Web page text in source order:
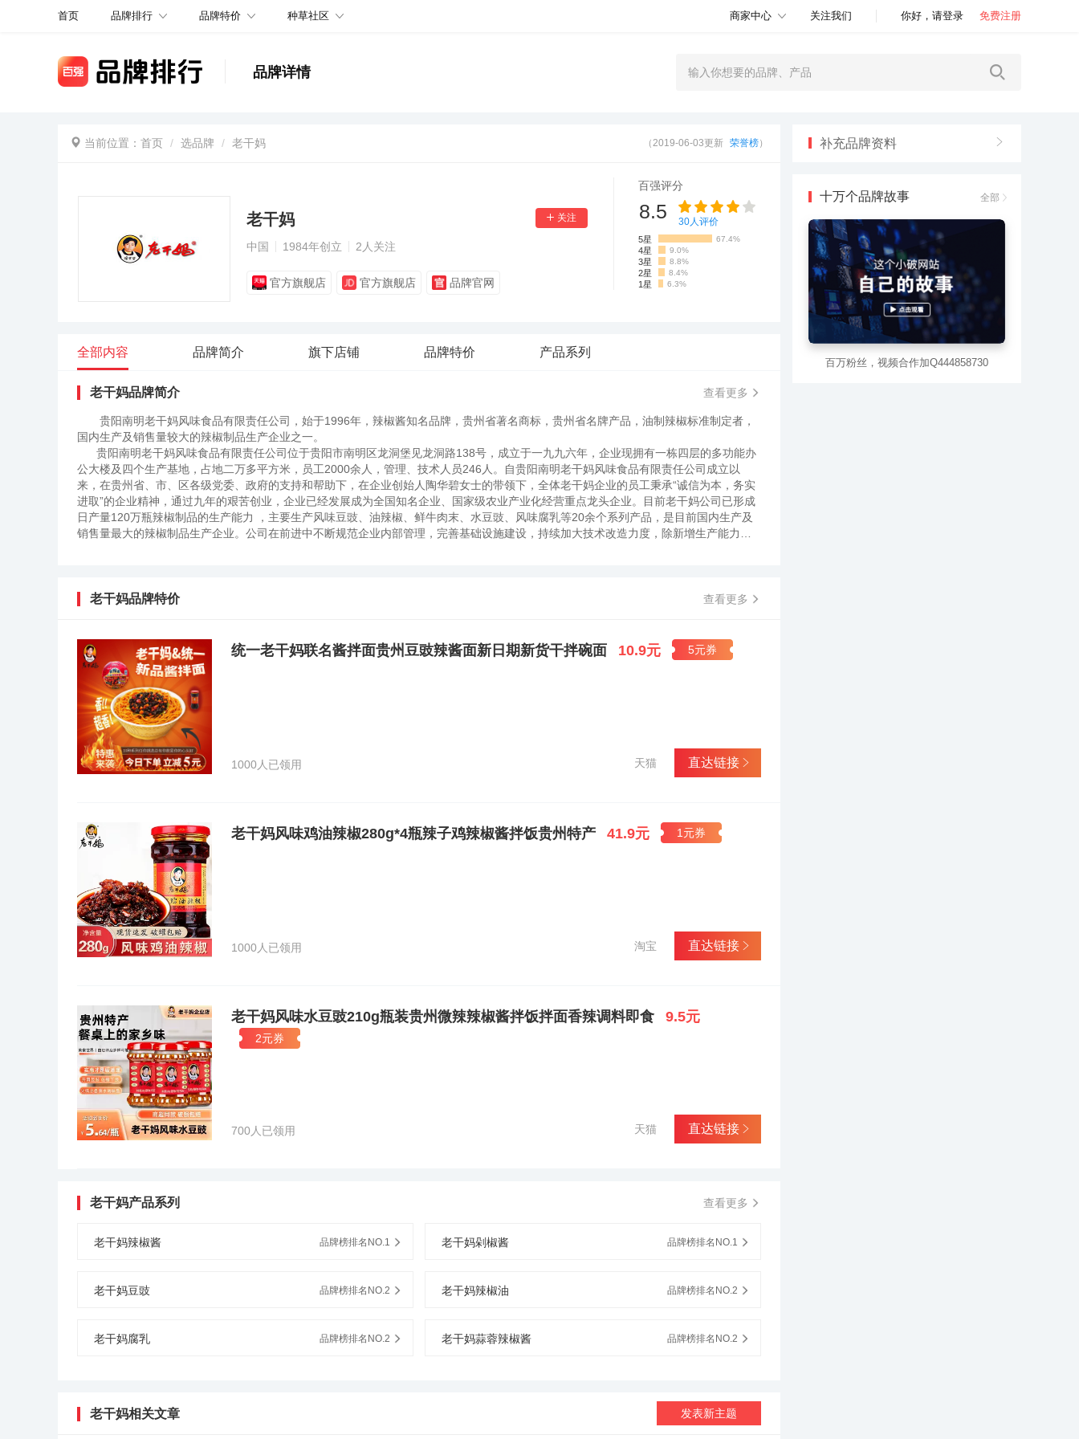
首页 品牌排行 品牌特价 种草社区 商家中心 关注我们 你好，请登录 免费注册
品牌详情
当前位置： 首页 选品牌 老干妈 （2019-06-03更新 荣誉榜）
老干妈
中国 1984年创立 2 人关注
官方旗舰店 官方旗舰店 品牌官网
百强评分
8.5 30人评价
5星 67.4%
4星 9.0%
3星 8.8%
2星 8.4%
1星 6.3%
全部内容 品牌简介 旗下店铺 品牌特价 产品系列
老干妈品牌简介 查看更多
贵阳南明老干妈风味食品有限责任公司，始于1996年，辣椒酱知名品牌，贵州省著名商标，贵州省名牌产品，油制辣椒标准制定者，
国内生产及销售量较大的辣椒制品生产企业之一。
贵阳南明老干妈风味食品有限责任公司位于贵阳市南明区龙洞堡见龙洞路138号，成立于一九九六年，企业现拥有一栋四层的多功能办
公大楼及四个生产基地，占地二万多平方米，员工2000余人，管理、技术人员246人。自贵阳南明老干妈风味食品有限责任公司成立以
来，在贵州省、市、区各级党委、政府的支持和帮助下，在企业创始人陶华碧女士的带领下，全体老干妈企业的员工秉承“诚信为本，务实
进取”的企业精神，通过九年的艰苦创业，企业已经发展成为全国知名企业、国家级农业产业化经营重点龙头企业。目前老干妈公司已形成
日产量120万瓶辣椒制品的生产能力 ，主要生产风味豆豉、油辣椒、鲜牛肉末、水豆豉、风味腐乳等20余个系列产品，是目前国内生产及
销售量最大的辣椒制品生产企业。公司在前进中不断规范企业内部管理，完善基础设施建设，持续加大技术改造力度，除新增生产能力
年来，由于企业质量管理体系的建立和质量管理工作有效地实施，使历年来产品的各项指标都达到国家卫生、质量标准，产品出厂合格率
椒”通过了“绿色食品”认证，“油制辣椒”系列食品获得“中国名牌”称号，并由我公司作为标准的主要起草单位发布了国内首个“油制辣椒”国家
标准。老干妈（陶华碧）牌油制辣椒是贵州地区传统风味食品之一。几十年来，一直沿用传统工艺精心酿造，具有优雅细腻，香辣突出，
回味悠长等特点。是居家必备，馈赠亲友之良品。1984年，陶华碧女士凭借自己独特的炒制工艺，推出了别具风味的佐餐调料，令广大顾
客大饱口福，津津乐道。1996年批量生产后在全国迅速成为销售热点。老干妈是国内生产及销售量最大的辣椒制品生产企业，主要生产风
味豆豉、风味鸡油辣椒、香辣菜、风味腐乳等20余个系列产品。在大多数国外购物网站上老干妈都直接译成"Lao GanMa"， 也有译成"The
godmother"。2012年7月，美国奢侈品电商Gilt 把老干妈奉为尊贵调味品，限时抢购价11.95美元两瓶（约7.74英镑，折合约79.1人民币
元）。美国“老干妈”绝对算的上是“来自中国的进口奢侈品”。企业经营企业生产贵阳南明老干妈风味食品有限责任公司位于贵阳市南明区龙
洞堡见龙洞路138号，成立于1996年，企业现拥有一栋四层的多功能办公大楼及四个生产基地，占有地面积为二万多平方米，员工有2000
余人，其在经营管理、技术人员方面总共有246人。自贵阳南明老干妈风味食品有限责任公司成立以来，在贵州省、市、区各级党委、政府
力 ，主要生产风味豆豉、油辣椒、鲜牛肉末、水豆豉、风味腐乳等20多个系列产品，是目前国内生产及销售量最大的辣椒制品生产企业。
[2] 企业管理公司在前进中不断规范企业内部的各项管理，完善基础的各个设施建设，不断加大技术改造力度，除了新添增生产能力外，对
原有生产线进行技术改造，企业综合生产经营能力得到大幅提高。在管理上引入了现代化管理体系，并行之有效地组织实施，企业竞争能
力和管理水平不断提升。在产成品和原辅料质量监控方面，公司建立了技术手段较为齐全的质量监控中心，提高并强化了原辅料及产成品
的自检、自测能力，做到每批次产品都严格按操作规程要求生产，出厂前抽样送省内质量检测及食品检验的权威机构进行检测。[2] 经营业
绩几年来，由于企业质量管理体系的建立和质量管理工作有效地实施，使历年来产品的各项指标都达到国家卫生、质量标准，产品出厂合
格率始终都位于同行业榜首，先后被授予“全国食品行业质量效益型先进企业”、“检验合格企业”、“全国乡镇企业质量管理先进单位”、“国家
级农业产业化经营重点龙头企业”称号，并顺利通过了ISO9001：2000质量体系、ISO14001：1996环境管理体系，HACCP认证，产品“油
辣椒”通过了“绿色食品”认证，“油制辣椒”系列食品获得“中国名牌”称号，并由公司作为标准的主要起草单位发布了国内首个“油制辣椒”国家
亿元，上缴税金7800万元2004年企业产值8.08亿元，上缴税金7500万元2005年企业产值10亿元，上缴税金1.4亿元2006年企业产值12亿
元，上缴税金1.67亿元2013年企业产值37.2亿元，上缴税金5.1亿元经营理念质量和食品安全方针质量第一、安全第一、顾客至上、持续改
进。环境方针节能降耗、预防污染、绿色企业、清洁生产、遵纪守法、持续改善、人与自然、共同成长。公司理念“创民族品牌，立千秋大
业”，“诚信经营，质量第一”内外有别“你说老干妈卖到多少个国家？我也不晓得卖到了多少个国家，我只能告诉你，全世界有华人的地方就
有老干妈。”陶华碧豪气地回答。“网传老干妈在国外的价格是国内的好几倍，请问是真的吗？”“国内确实便宜得多。”老干妈说，但她对价格
上到底差多少，却不愿意回应。“我是中国人，我不赚中国人的钱，我要把老干妈卖到外国去，赚外国人的钱。”老干妈陶华碧右手一挥，气
定神闲。
老干妈品牌特价 查看更多
统一老干妈联名酱拌面贵州豆豉辣酱面新日期新货干拌碗面 10.9元 5元券
1000人已领用 直达链接
天猫
老干妈风味鸡油辣椒280g*4瓶辣子鸡辣椒酱拌饭贵州特产 41.9元 1元券
1000人已领用 直达链接
淘宝
老干妈风味水豆豉210g瓶装贵州微辣辣椒酱拌饭拌面香辣调料即食 9.5元
2元券
700人已领用 直达链接
天猫
老干妈产品系列 查看更多
老干妈辣椒酱 品牌榜排名NO.1 老干妈剁椒酱 品牌榜排名NO.1
老干妈豆豉 品牌榜排名NO.2 老干妈辣椒油 品牌榜排名NO.2
老干妈腐乳 品牌榜排名NO.2 老干妈蒜蓉辣椒酱 品牌榜排名NO.2
老干妈相关文章 发表新主题
补充品牌资料
十万个品牌故事 全部
百万粉丝，视频合作加Q444858730